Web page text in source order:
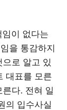
임이 없다는
을 통감하지
로 알고 있
대표를 모른
른다. 전혀 일
의 입수사실